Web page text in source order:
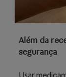
Além da
segurança